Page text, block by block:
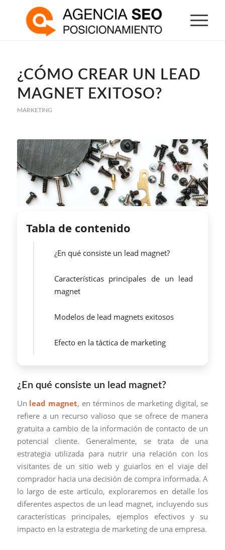
¿CÓMO CREAR UN LEAD
MAGNET EXITOSO?
MARKETING
Tabla de contenido
¿En qué consiste un lead magnet?
Características principales de un lead
magnet
Modelos de lead magnets exitosos
Efecto en la táctica de marketing
¿En qué consiste un lead magnet?
Un lead magnet, en términos de marketing digital, se
refiere a un recurso valioso que se ofrece de manera
gratuita a cambio de la información de contacto de un
potencial cliente. Generalmente, se trata de una
estrategia utilizada para nutrir una relación con los
visitantes de un sitio web y guiarlos en el viaje del
comprador hacia una decisión de compra informada. A
lo largo de este artículo, exploraremos en detalle los
diferentes aspectos de un lead magnet, incluyendo sus
características principales, ejemplos efectivos y su
impacto en la estrategia de marketing de una empresa.